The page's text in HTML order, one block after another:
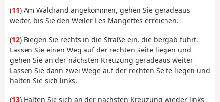
(11) Am Waldrand angekommen, gehen Sie geradeaus
weiter, bis Sie den Weiler Les Mangettes erreichen.
(12) Biegen Sie rechts in die Straße ein, die bergab führt.
Lassen Sie einen Weg auf der rechten Seite liegen und
gehen Sie an der nächsten Kreuzung geradeaus weiter.
Lassen Sie dann zwei Wege auf der rechten Seite liegen und
halten Sie sich links.
(13) Halten Sie sich an der nächsten Kreuzung wieder links